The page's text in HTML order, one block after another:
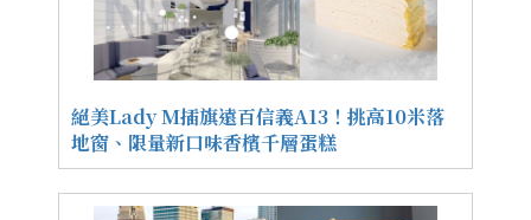
絕美Lady M插旗遠百信義A13！挑高10米落
地窗、限量新口味香檳千層蛋糕